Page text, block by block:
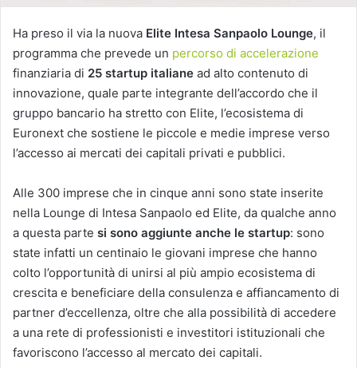
Ha preso il via la nuova Elite Intesa Sanpaolo Lounge, il
programma che prevede un percorso di accelerazione
finanziaria di 25 startup italiane ad alto contenuto di
innovazione, quale parte integrante dell’accordo che il
gruppo bancario ha stretto con Elite, l’ecosistema di
Euronext che sostiene le piccole e medie imprese verso
l’accesso ai mercati dei capitali privati e pubblici.
Alle 300 imprese che in cinque anni sono state inserite
nella Lounge di Intesa Sanpaolo ed Elite, da qualche anno
a questa parte si sono aggiunte anche le startup: sono
state infatti un centinaio le giovani imprese che hanno
colto l’opportunità di unirsi al più ampio ecosistema di
crescita e beneficiare della consulenza e affiancamento di
partner d’eccellenza, oltre che alla possibilità di accedere
a una rete di professionisti e investitori istituzionali che
favoriscono l’accesso al mercato dei capitali.